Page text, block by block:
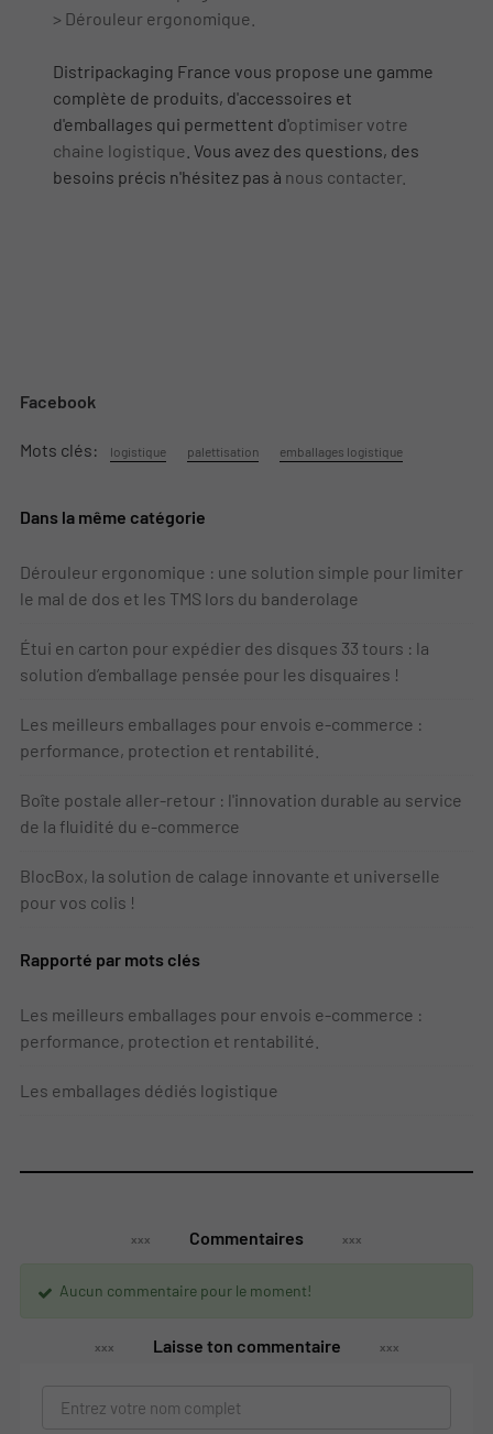
> Dérouleur ergonomique.
Distripackaging France vous propose une gamme
complète de produits, d'accessoires et
d'emballages qui permettent d'optimiser votre
chaine logistique . Vous avez des questions, des
besoins précis n'hésitez pas à nous contacter.
Facebook
Mots clés: logistique palettisation emballages logistique
Dans la même catégorie
Dérouleur ergonomique : une solution simple pour limiter
le mal de dos et les TMS lors du banderolage
Étui en carton pour expédier des disques 33 tours : la
solution d’emballage pensée pour les disquaires !
Les meilleurs emballages pour envois e-commerce :
performance, protection et rentabilité.
Boîte postale aller-retour : l'innovation durable au service
de la fluidité du e-commerce
BlocBox, la solution de calage innovante et universelle
pour vos colis !
Rapporté par mots clés
Les meilleurs emballages pour envois e-commerce :
performance, protection et rentabilité.
Les emballages dédiés logistique
Commentaires
Aucun commentaire pour le moment!
Laisse ton commentaire